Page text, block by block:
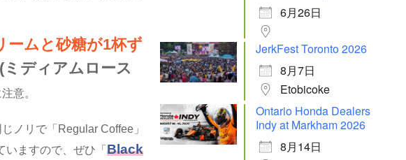
ームと砂糖が1杯ず
ディアムロース
意。
ノリで「Regular Coffee」
ますので、ぜひ「 Black
6月26日
JerkFest Toronto 2026
8月7日
Etobicoke
Ontario Honda Dealers
Indy at Markham 2026
8月14日